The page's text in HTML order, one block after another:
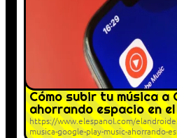
Cómo subir tu música a
ahorrando espacio en el
https://www.elespanol.com/
musica-google-play-music-ahorrando-